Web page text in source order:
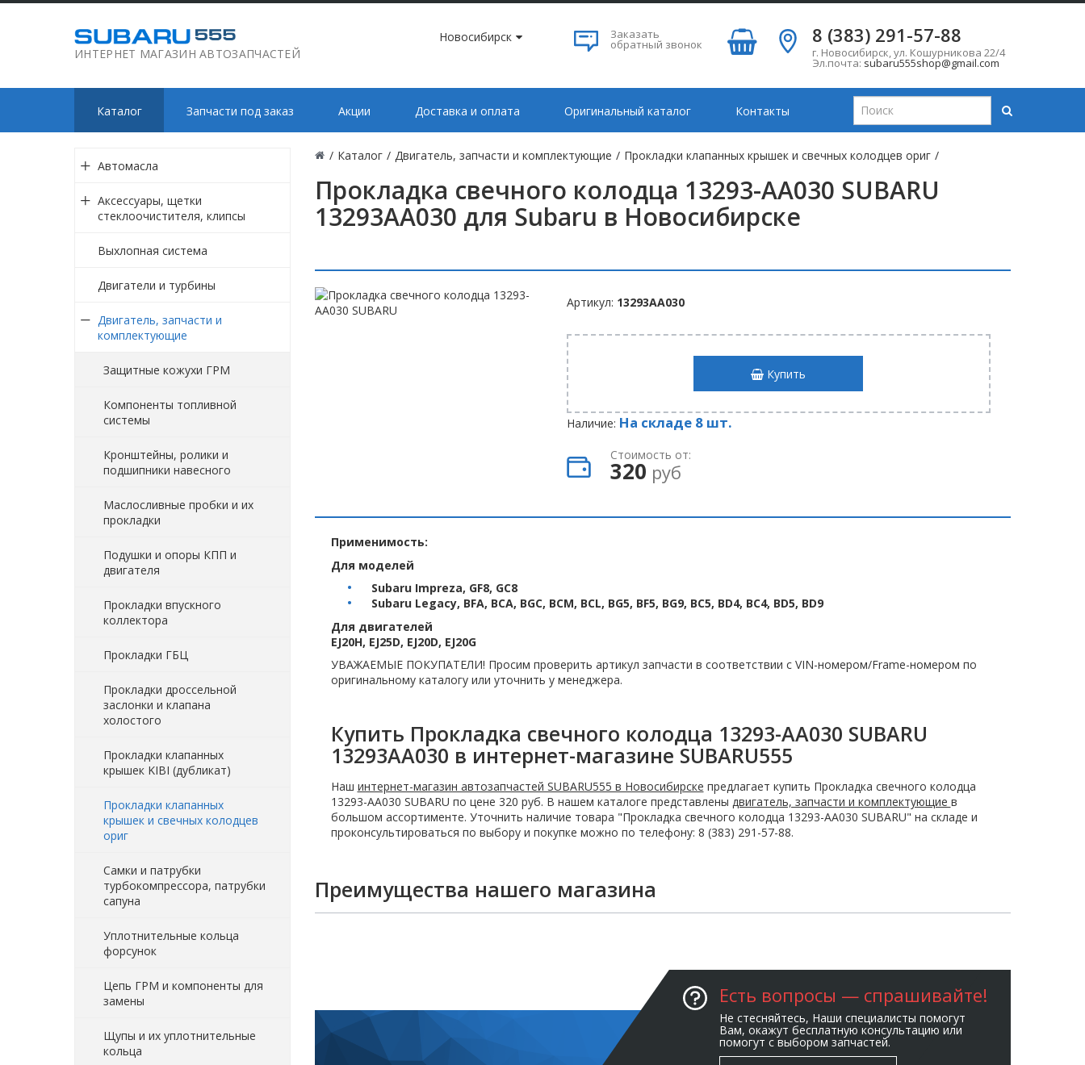
ИНТЕРНЕТ МАГАЗИН АВТОЗАПЧАСТЕЙ
Новосибирск Заказать
обратный звонок 8 (383) 291-57-88
г. Новосибирск,ул. Кошурникова 22/4
Эл.почта: subaru555shop@gmail.com
Каталог Запчасти под заказ Акции Доставка и оплата Оригинальный каталог Контакты
/ Каталог / Двигатель, запчасти и комплектующие / Прокладки клапанных крышек и свечных колодцев ориг /
Прокладка свечного колодца 13293-AA030 SUBARU
13293AA030 для Subaru в Новосибирске
Автомасла
Аксессуары, щетки
стеклоочистителя, клипсы
Выхлопная система
Двигатели и турбины
Двигатель, запчасти и
комплектующие
Защитные кожухи ГРМ
Компоненты топливной
системы
Кронштейны, ролики и
подшипники навесного
Маслосливные пробки и их
прокладки
Подушки и опоры КПП и
двигателя
Прокладки впускного
коллектора
Прокладки ГБЦ
Прокладки дроссельной
заслонки и клапана
холостого
Прокладки клапанных
крышек KIBI (дубликат)
Прокладки клапанных
крышек и свечных колодцев
ориг
Самки и патрубки
турбокомпрессора, патрубки
сапуна
Уплотнительные кольца
форсунок
Цепь ГРМ и компоненты для
замены
Щупы и их уплотнительные
кольца
Артикул: 13293AA030
Купить
Наличие: На складе 8 шт.
Стоимость от:
320 руб
Применимость:
Для моделей
Subaru Impreza, GF8, GC8
Subaru Legacy, BFA, BCA, BGC, BCM, BCL, BG5, BF5, BG9, BC5, BD4, BC4, BD5, BD9
Для двигателей
EJ20H, EJ25D, EJ20D, EJ20G
УВАЖАЕМЫЕ ПОКУПАТЕЛИ! Просим проверить артикул запчасти в соответствии с VIN-номером/Frame-номером по
оригинальному каталогу или уточнить у менеджера.
Купить Прокладка свечного колодца 13293-AA030 SUBARU
13293AA030 в интернет-магазине SUBARU555
Наш интернет-магазин автозапчастей SUBARU555 в Новосибирске предлагает купить Прокладка свечного колодца
13293-AA030 SUBARU по цене 320 руб. В нашем каталоге представлены двигатель, запчасти и комплектующие в
большом ассортименте. Уточнить наличие товара "Прокладка свечного колодца 13293-AA030 SUBARU" на складе и
проконсультироваться по выбору и покупке можно по телефону: 8 (383) 291-57-88.
Преимущества нашего магазина
Есть вопросы — спрашивайте!
Не стесняйтесь, Наши специалисты помогут
Вам, окажут бесплатную консультацию или
помогут с выбором запчастей.